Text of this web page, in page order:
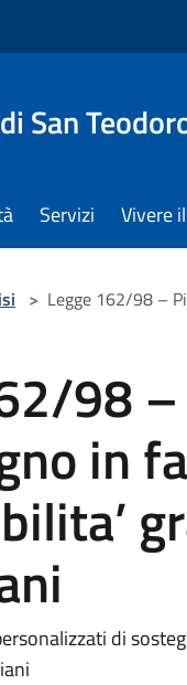
San
Servizi Vivere
> Legge 162/98 –
98
in
di